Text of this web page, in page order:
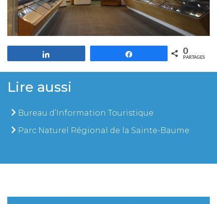
0
PARTAGES
Lire aussi
Bureau d’Information Touristique
Parc Naturel Régional de la Sainte-Baume